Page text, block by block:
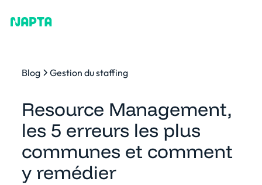
Blog Gestion du staffing
Resource Management,
les 5 erreurs les plus
communes et comment
y remédier